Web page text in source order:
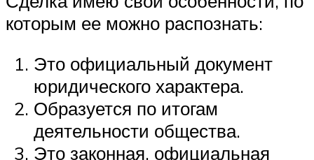
которым ее можно распознать:
Это официальный документ
юридического характера.
Образуется по итогам
деятельности общества.
Это законная, официальная